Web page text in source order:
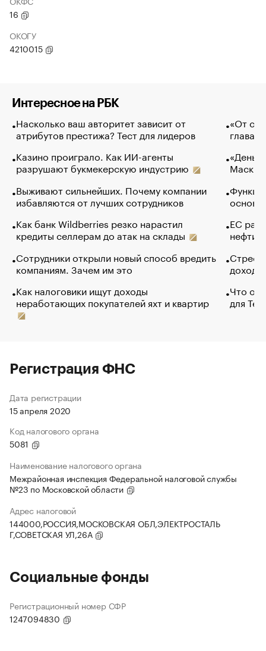
16
ОКОГУ
4210015
Интересное на РБК
Насколько ваш авторитет зависит от
атрибутов престижа? Тест для лидеров
Казино проиграло. Как ИИ-агенты
разрушают букмекерскую индустрию
Выживают сильнейших. Почему компании
избавляются от лучших сотрудников
Как банк Wildberries резко нарастил
кредиты селлерам до атак на склады
Сотрудники открыли новый способ вредить
компаниям. Зачем им это
Как налоговики ищут доходы
неработающих покупателей яхт и квартир
«От
глава
Маск в
основ
ЕС
нефти
Что
для
Регистрация ФНС
Дата регистрации
15 апреля 2020
Код налогового органа
5081
Наименование налогового органа
Межрайонная инспекция Федеральной налоговой службы
№23 по Московской области
Адрес налоговой
144000,РОССИЯ,МОСКОВСКАЯ ОБЛ,ЭЛЕКТРОСТАЛЬ
Г,СОВЕТСКАЯ УЛ,26А
Социальные фонды
Регистрационный номер СФР
1247094830